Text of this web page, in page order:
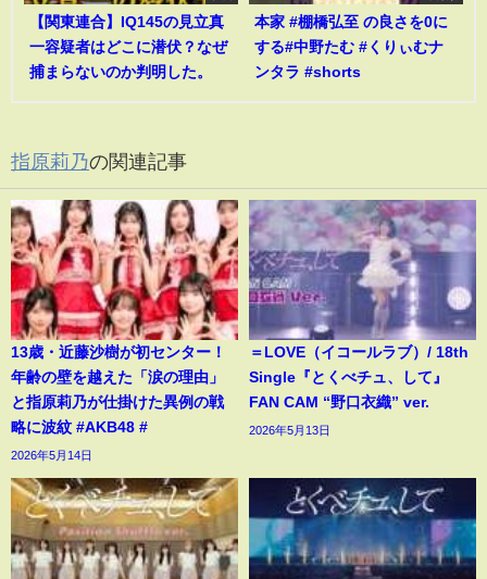
【関東連合】IQ145の見立真
一容疑者はどこに潜伏？なぜ
捕まらないのか判明した。
本家 #棚橋弘至 の良さを0に
する#中野たむ #くりぃむナ
ンタラ #shorts
指原莉乃の関連記事
13歳・近藤沙樹が初センター！
年齢の壁を越えた「涙の理由」
と指原莉乃が仕掛けた異例の戦
略に波紋 #AKB48 #
2026年5月14日
＝LOVE（イコールラブ）/ 18th
Single『とくべチュ、して』
FAN CAM “野口衣織” ver.
2026年5月13日